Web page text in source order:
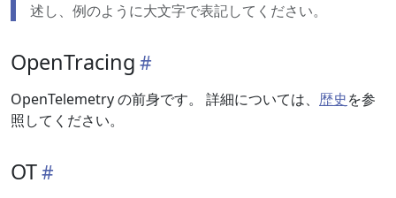
述し、例のように大文字で表記してください。
OpenTracing
OpenTelemetry の前身です。 詳細については、 歴史を参
照してください。
OT